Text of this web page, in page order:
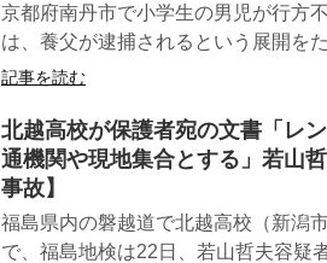
京都府南丹市で小学生の男児が行方
は、養父が逮捕されるという展開を
記事を読む
北越高校が保護者宛の文書「レ
通機関や現地集合とする」若山
事故】
福島県内の磐越道で北越高校（新潟
で、福島地検は22日、若山哲夫容疑